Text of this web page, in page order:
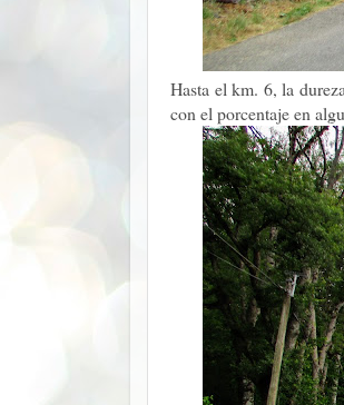
Hasta el km. 6, la
con el porcentaje en